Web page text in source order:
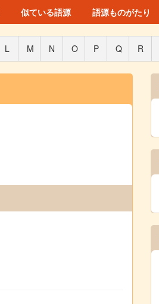
似ている語源 語源ものがたり
L M N O P Q R